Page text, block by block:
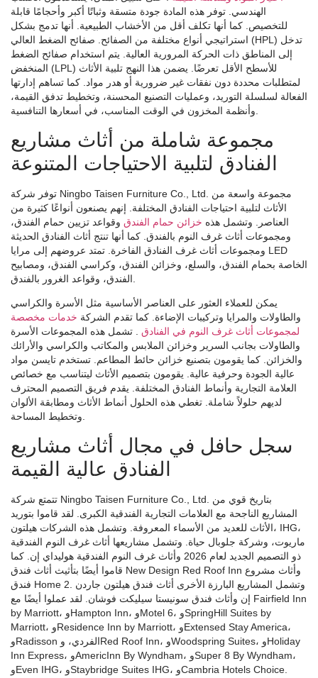
الهندسي. توفر هذه المادة جودة متسقة وثباتًا أكبر وأحجامًا قابلة
للتخصيص. كما أنها تكلف أقل من الأخشاب الطبيعية. أنها تدمج بشكل
استراتيجي أنواع مختلفة من الصفائح. صفائح الضغط العالي (HPL) تدخل
إلى المناطق ذات الحركة المرورية العالية. يتم استخدام صفائح الضغط
المنخفض (LPL) للأسطح الأقل تعرضًا. يضمن هذا النهج تلبية الأثاث
لمتطلبات محددة دون نفقات غير ضرورية أو هدر مواد. كما تساهم إدارتها
الفعالة لسلسلة التوريد، وعمليات التصنيع المحسنة، وتخطيط تدفق القيمة،
وأنظمة المخزون في الوقت المناسب، في أسعارها التنافسية.
مجموعة شاملة من أثاث مشاريع
الفنادق لتلبية الاحتياجات المتنوعة
توفر شركة Ningbo Taisen Furniture Co., Ltd. مجموعة واسعة من
الأثاث لتلبية احتياجات الفنادق المختلفة. إنهم يصنعون أنواعًا كثيرة من
العناصر. وتشمل هذه خزائن حمام الفندق وقواعد تزيين حمام الفندق،
ومجموعات أثاث غرف النوم بالفندق. كما أنها تنتج أثاث الفنادق الحديثة
ومجموعات أثاث غرف الفنادق الفاخرة. تمتد عروضهم إلى مرايا LED
الخاصة بحمام الفندق، والسلع، وخزائن الفندق، وكراسي الفندق، ومصابيح
يمكن للعملاء العثور على العناصر الأساسية مثل الأسرة والكراسي
والطاولات والمرايا وتركيبات الإضاءة. كما تقدم الشركة خدمات مخصصة
لمجموعات أثاث غرف النوم في الفنادق . تشمل هذه المجموعات الأسرة
والطاولات بجانب السرير وخزائن الملابس والمكاتب والكراسي والأرائك
والخزائن. كما يقومون بتصنيع خزائن حائط المطاعم. تستخدم تايسن مواد
عالية الجودة وحرفية عالية. يقومون بتصميم الأثاث ليتناسب مع خصائص
العلامة التجارية وأنماط الفنادق المختلفة. يقدم فريق التصميم المحترف
لديهم حلولاً شاملة. تغطي هذه الحلول أنماط الأثاث ومطابقة الألوان
وتخطيط المساحة.
سجل حافل في مجال أثاث مشاريع
الفنادق عالية القيمة
تتمتع شركة Ningbo Taisen Furniture Co., Ltd. بتاريخ قوي من
المشاريع الناجحة مع العلامات التجارية الفندقية الكبرى. لقد قاموا بتوريد
الأثاث للعديد من الأسماء المعروفة. وتشمل هذه الشركات هيلتون، IHG،
ماريوت، وشركة جلوبال حياة. وتشمل مشاريعها أثاث غرف النوم الفندقية
ذو التصميم الجديد لعام 2026 وأثاث غرف النوم الفندقية هوليداي إن. كما
قاموا أيضًا بتأثيث أثاث فندق New Design Red Roof Inn وأثاث مشروع
فندق Home 2. وتشمل المشاريع البارزة الأخرى أثاث فندق هيلتون جاردن
إن وأثاث فندق سونيستا سيليكت فوشان. لقد عملوا أيضًا مع Fairfield Inn
by Marriott، وHampton Inn، وMotel 6، وSpringHill Suites by
Marriott، وResidence Inn by Marriott، وExtensed Stay America،
وRadisson الفردي، وRed Roof Inn، وWoodspring Suites، وHoliday
Inn Express، وAmericInn By Wyndham، وSuper 8 By Wyndham،
وEven IHG، وStaybridge Suites IHG، وCambria Hotels Choice.